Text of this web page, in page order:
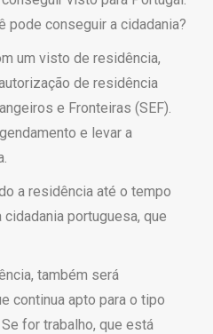
pode conseguir a cidadania?
um visto de residência,
de residência
e Fronteiras (SEF).
e levar a
a residência até o tempo
portuguesa, que
também será
continua apto para o tipo
for trabalho, que está